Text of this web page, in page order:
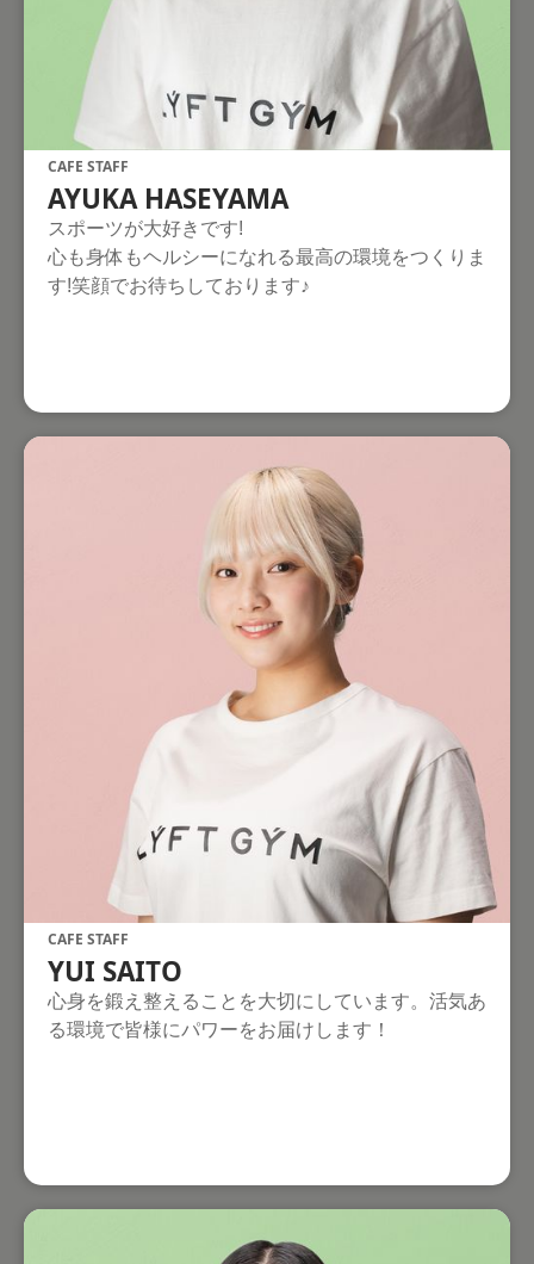
CAFE STAFF
AYUKA HASEYAMA
スポーツが大好きです!
心も身体もヘルシーになれる最高の環境をつくりま
す!笑顔でお待ちしております♪
CAFE STAFF
YUI SAITO
心身を鍛え整えることを大切にしています。活気あ
る環境で皆様にパワーをお届けします！